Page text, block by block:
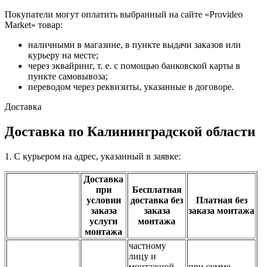
Покупатели могут оплатить выбранный на сайте «Provideo
Market» товар:
наличными в магазине, в пункте выдачи заказов или
курьеру на месте;
через эквайринг, т. е. с помощью банковской карты в
пункте самовывоза;
переводом через реквизиты, указанные в договоре.
Доставка
Доставка по Калининградской области
1. С курьером на адрес, указанный в заявке:
Доставка
при
условии
заказа
услуги
монтажа
Бесплатная
доставка без
заказа
монтажа
Платная без
заказа монтажа
частному
лицу и